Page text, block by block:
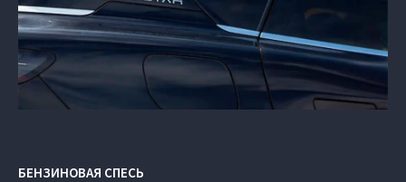
БЕНЗИНОВАЯ СПЕСЬ